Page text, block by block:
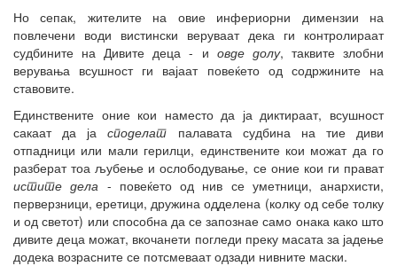
Но сепак, жителите на овие инфериорни димензии на
повлечени води вистински веруваат дека ги контролираат
судбините на Дивите деца - и овде долу, таквите злобни
верувања всушност ги вајаат повеќето од содржините на
ставовите.
Единствените оние кои наместо да ја диктираат, всушност
сакаат да јасподелат палавата судбина на тие диви
отпадници или мали герилци, единствените кои можат да го
разберат тоа љубење и ослободување, се оние кои ги прават
истите дела - повеќето од нив се уметници, анархисти,
перверзници, еретици, дружина одделена (колку од себе толку
и од светот) или способна да се запознае само онака како што
дивите деца можат, вкочанети погледи преку масата за јадење
додека возрасните се потсмеваат одзади нивните маски.